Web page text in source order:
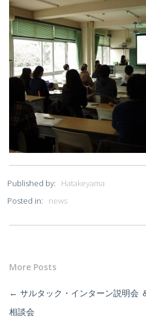
Published by: Hatakeyama
Posted in: news
More Posts
← サルタック・インターン説明会
相談会